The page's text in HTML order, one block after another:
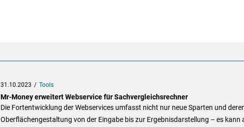
31.10.2023 Tools
Mr-Money erweitert Webservice für Sachvergleichsrechner
Die Fortentwicklung der Webservices umfasst nicht nur neue Sparten und
Oberflächengestaltung von der Eingabe bis zur Ergebnisdarstellung – es kann